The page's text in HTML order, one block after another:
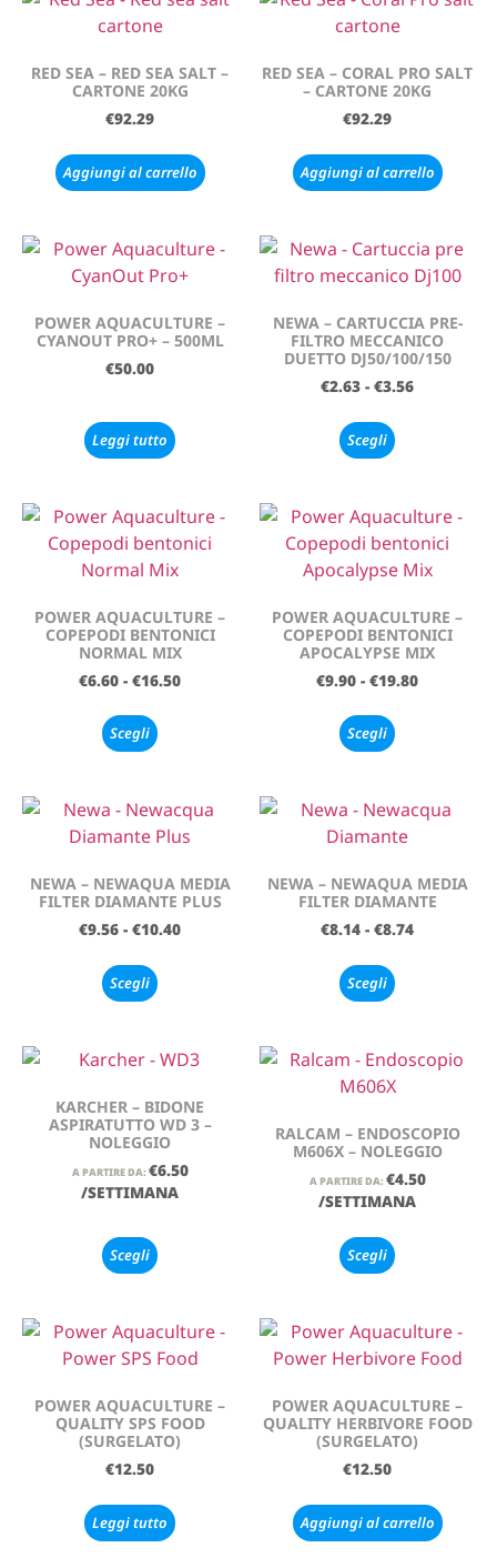
RED SEA – RED SEA SALT –
CARTONE 20KG
€92.29
Aggiungi al carrello
RED SEA – CORAL PRO SALT
– CARTONE 20KG
€92.29
Aggiungi al carrello
POWER AQUACULTURE –
CYANOUT PRO+ – 500ML
€50.00
Leggi tutto
NEWA – CARTUCCIA PRE-
FILTRO MECCANICO
DUETTO DJ50/100/150
€2.63 - €3.56
Scegli
POWER AQUACULTURE –
COPEPODI BENTONICI
NORMAL MIX
€6.60 - €16.50
Scegli
POWER AQUACULTURE –
COPEPODI BENTONICI
APOCALYPSE MIX
€9.90 - €19.80
Scegli
NEWA – NEWAQUA MEDIA
FILTER DIAMANTE PLUS
€9.56 - €10.40
Scegli
NEWA – NEWAQUA MEDIA
FILTER DIAMANTE
€8.14 - €8.74
Scegli
KARCHER – BIDONE
ASPIRATUTTO WD 3 –
NOLEGGIO
A PARTIRE DA: €6.50
/SETTIMANA
Scegli
RALCAM – ENDOSCOPIO
M606X – NOLEGGIO
A PARTIRE DA: €4.50
/SETTIMANA
Scegli
POWER AQUACULTURE –
QUALITY SPS FOOD
(SURGELATO)
€12.50
Leggi tutto
POWER AQUACULTURE –
QUALITY HERBIVORE FOOD
(SURGELATO)
€12.50
Aggiungi al carrello